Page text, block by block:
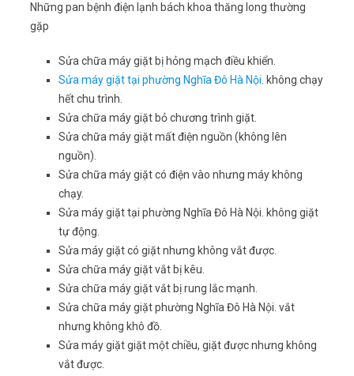
Những pan bệnh điện lạnh bách khoa thăng long thường
gặp
Sửa chữa máy giặt bị hỏng mạch điều khiển.
Sửa máy giặt tại phường Nghĩa Đô Hà Nội . không chạy
hết chu trình.
Sửa chữa máy giặt bỏ chương trình giặt.
Sửa chữa máy giặt mất điện nguồn (không lên
nguồn).
Sửa chữa máy giặt có điện vào nhưng máy không
chạy.
Sửa máy giặt tại phường Nghĩa Đô Hà Nội. không giặt
tự động.
Sửa máy giặt có giặt nhưng không vắt được.
Sửa chữa máy giặt vắt bị kêu.
Sửa chữa máy giặt vắt bị rung lắc mạnh.
Sửa chữa máy giặt phường Nghĩa Đô Hà Nội. vắt
nhưng không khô đồ.
Sửa máy giặt giặt một chiều, giặt được nhưng không
vắt được.